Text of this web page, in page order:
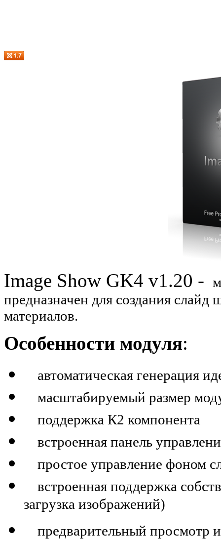
Image Show GK4 v1.20 -
предназначен для создания
материалов.
Особенности модуля:
автоматическая генерация
масштабируемый размер
поддержка К2 компонента
встроенная панель
простое управление фоном
встроенная поддержка
загрузка изображений)
предварительный просмотр